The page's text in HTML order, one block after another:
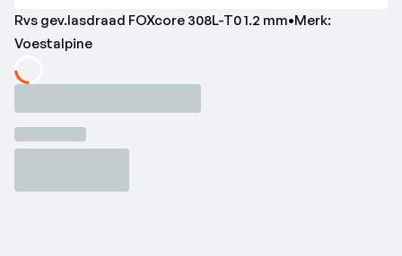
Rvs gev.lasdraad FOXcore 308L-T0 1.2 mm•Merk:
Voestalpine